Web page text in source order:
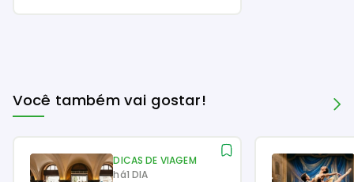
Você também vai gostar!
DICAS DE VIAGEM
há1 DIA